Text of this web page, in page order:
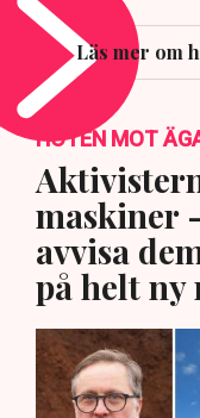
Läs mer om
HOTEN MOT
maskiner
avvisa
på helt ny